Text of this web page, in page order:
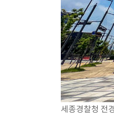
이강인, 오늘 서
'여긴 20도, 저긴 50도
콜롬비아 신임 우파
튀르키예 외무장관,
이군이 불법 군시설
[속보]美중부 사령관,
美 국방부, 켄달 전
세종경찰청 전